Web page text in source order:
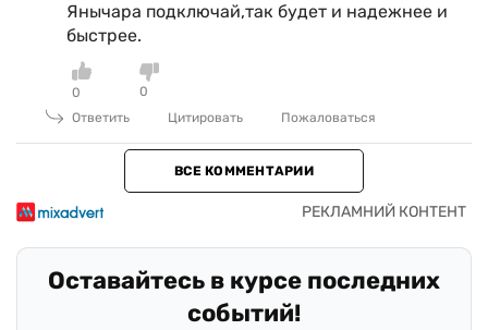
Янычара подключай,так будет и надежнее и
быстрее.
0
0
Ответить
Цитировать Пожаловаться
ВСЕ КОММЕНТАРИИ
Оставайтесь в курсе последних
событий!